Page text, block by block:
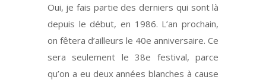
Oui, je fais partie des derniers qui sont là
depuis le début, en 1986. L’an prochain,
on fêtera d’ailleurs le 40e anniversaire. Ce
sera seulement le 38e festival, parce
qu’on a eu deux années blanches à cause